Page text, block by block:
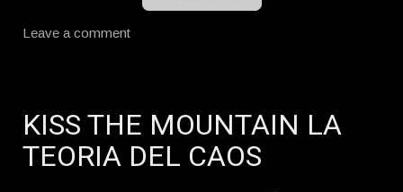
Leave a comment
KISS THE MOUNTAIN LA
TEORIA DEL CAOS